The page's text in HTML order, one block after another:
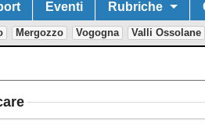
Eventi Rubriche
Mergozzo Vogogna Valli Ossolane